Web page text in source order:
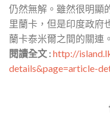
仍然無解。雖然很明顯
里蘭卡，但是印度政府
蘭卡泰米爾之間的關連。
閱讀全文 :http://
details&page=article-